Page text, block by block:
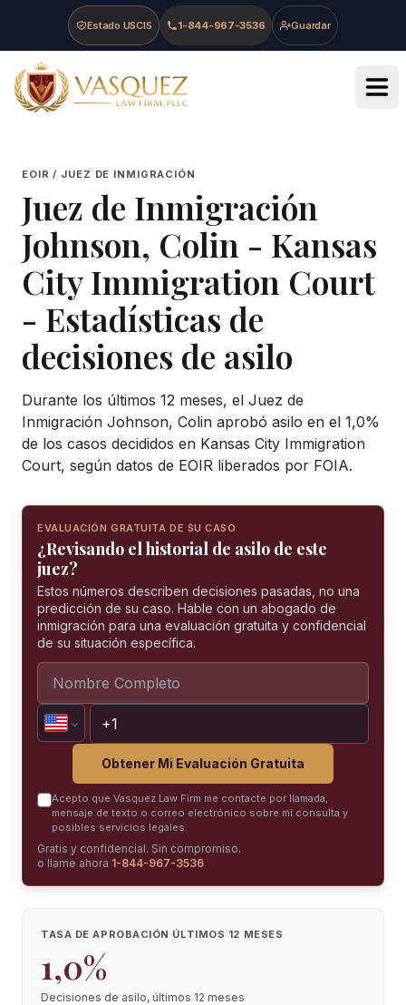
Skip to main content
Skip to navigation
Skip to footer
Estado USCIS 1-844-967-3536 Guardar
Vasquez Law Firm - Home
EOIR / JUEZ DE INMIGRACIÓN
Juez de Inmigración
Johnson, Colin - Kansas
City Immigration Court
- Estadísticas de
decisiones de asilo
Durante los últimos 12 meses, el Juez de
Inmigración Johnson, Colin aprobó asilo en el 1,0%
de los casos decididos en Kansas City Immigration
Court, según datos de EOIR liberados por FOIA.
EVALUACIÓN GRATUITA DE SU CASO
¿Revisando el historial de asilo de este
juez?
Estos números describen decisiones pasadas, no una
predicción de su caso. Hable con un abogado de
inmigración para una evaluación gratuita y confidencial
de su situación específica.
Obtener Mi Evaluación Gratuita
Acepto que Vasquez Law Firm me contacte por llamada,
mensaje de texto o correo electrónico sobre mi consulta y
posibles servicios legales.
Gratis y confidencial. Sin compromiso.
o llame ahora 1-844-967-3536
TASA DE APROBACIÓN ÚLTIMOS 12 MESES
1,0%
Decisiones de asilo, últimos 12 meses